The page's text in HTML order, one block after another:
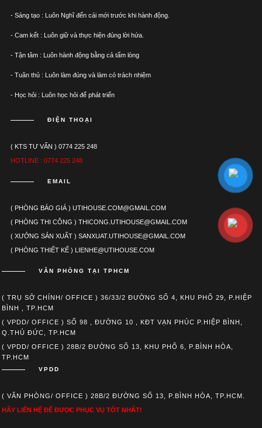
- Sáng tạo : Luôn Nghĩ đến cái mới trước khi hành động.
- Cam kết : Luôn giữ và thực hiện đúng lời hứa.
- Tận tâm : Luôn hành động bằng cả tấm lòng
- Tuân thủ : Luôn làm đúng và làm có trách nhiệm
- Học hỏi : Luôn học hỏi để phát triển
ĐIỆN THOẠI
( KTS TƯ VẤN ) 0774 225 248
HOTLINE : 0774 225 248
EMAIL
( PHÒNG BÁO GIÁ ) UTIHOUSE.COM@GMAIL.COM
( PHÒNG THI CÔNG ) THICONG.UTIHOUSE@GMAIL.COM
( XƯỞNG SẢN XUẤT ) SANXUAT.UTIHOUSE@GMAIL.COM
( PHÒNG THIẾT KẾ ) LIENHE@UTIHOUSE.COM
VĂN PHÒNG TẠI TPHCM
( TRỤ SỞ CHÍNH/ OFFICE ) 36/33/2 ĐƯỜNG SỐ 4, KHU PHỐ 29, P.HIỆP
BÌNH , TP.HCM
( VPDD/ OFFICE ) SỐ 98 , ĐƯỜNG 10 , KĐT VẠN PHÚC P.HIỆP BÌNH,
Q.THỦ ĐỨC, TP.HCM
( VPDD/ OFFICE ) 28B/2 ĐƯỜNG SỐ 13, KHU PHỐ 6, P.BÌNH HÒA,
TP.HCM
VPDD
( VĂN PHÒNG/ OFFICE ) 28B/2 ĐƯỜNG SỐ 13, P.BÌNH HÒA, TP.HCM.
HÃY LIÊN HỆ ĐỂ ĐƯỢC PHỤC VỤ TỐT NHẤT!